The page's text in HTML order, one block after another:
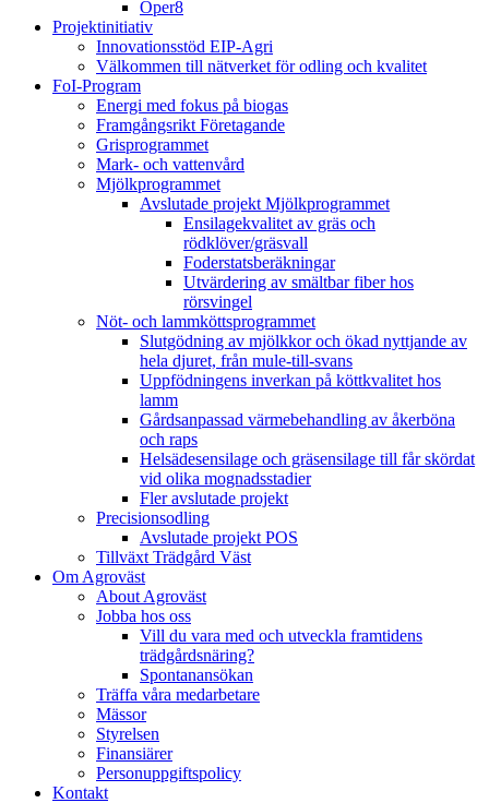
Oper8
Projektinitiativ
Innovationsstöd EIP-Agri
Välkommen till nätverket för odling och kvalitet
FoI-Program
Energi med fokus på biogas
Framgångsrikt Företagande
Grisprogrammet
Mark- och vattenvård
Mjölkprogrammet
Avslutade projekt Mjölkprogrammet
Ensilagekvalitet av gräs och
rödklöver/gräsvall
Foderstatsberäkningar
Utvärdering av smältbar fiber hos
rörsvingel
Nöt- och lammköttsprogrammet
Slutgödning av mjölkkor och ökad nyttjande av
hela djuret, från mule-till-svans
Uppfödningens inverkan på köttkvalitet hos
lamm
Gårdsanpassad värmebehandling av åkerböna
och raps
Helsädesensilage och gräsensilage till får skördat
vid olika mognadsstadier
Fler avslutade projekt
Precisionsodling
Avslutade projekt POS
Tillväxt Trädgård Väst
Om Agroväst
About Agroväst
Jobba hos oss
Vill du vara med och utveckla framtidens
trädgårdsnäring?
Spontanansökan
Träffa våra medarbetare
Mässor
Styrelsen
Finansiärer
Personuppgiftspolicy
Kontakt